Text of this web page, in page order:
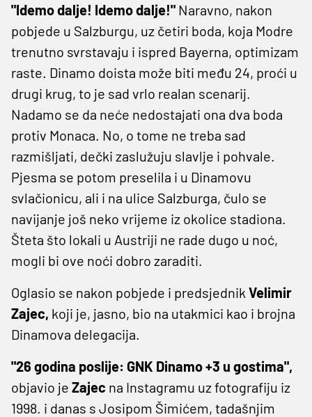
"Idemo dalje! Idemo dalje!" Naravno, nakon
pobjede u Salzburgu, uz četiri boda, koja Modre
trenutno svrstavaju i ispred Bayerna, optimizam
raste. Dinamo doista može biti među 24, proći u
drugi krug, to je sad vrlo realan scenarij.
Nadamo se da neće nedostajati ona dva boda
protiv Monaca. No, o tome ne treba sad
razmišljati, dečki zaslužuju slavlje i pohvale.
Pjesma se potom preselila i u Dinamovu
svlačionicu, ali i na ulice Salzburga, čulo se
navijanje još neko vrijeme iz okolice stadiona.
Šteta što lokali u Austriji ne rade dugo u noć,
mogli bi ove noći dobro zaraditi.
Oglasio se nakon pobjede i predsjednik Velimir
Zajec, koji je, jasno, bio na utakmici kao i brojna
Dinamova delegacija.
"26 godina poslije: GNK Dinamo +3 u gostima",
objavio je Zajec na Instagramu uz fotografiju iz
1998. i danas s Josipom Šimićem, tadašnjim